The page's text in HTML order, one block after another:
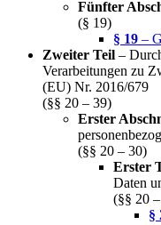
Fünfter
(§ 19)
§ 19 –
Zweiter Teil –
Verarbeitungen zu
(EU) Nr. 2016/679
(§§ 20 – 39)
Erster
(§§ 20 – 30)
Erster
Daten
(§§ 20
§